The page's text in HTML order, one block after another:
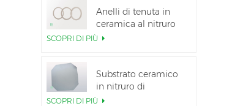
Anelli di tenuta in
ceramica al nitruro
di alluminio per
SCOPRI DI PIÙ
Substrato ceramico
in nitruro di
alluminio da 12
SCOPRI DI PIÙ